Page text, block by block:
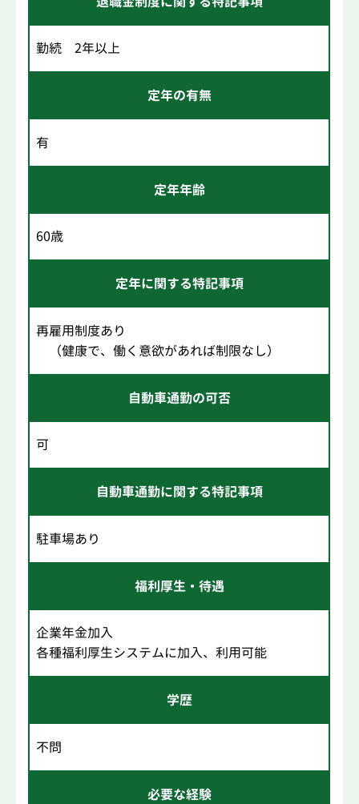
勤続 2年以上
定年の有無
有
定年年齢
60歳
定年に関する特記事項
再雇用制度あり
（健康で、働く意欲があれば制限なし）
自動車通勤の可否
可
自動車通勤に関する特記事項
駐車場あり
福利厚生・待遇
企業年金加入
各種福利厚生システムに加入、利用可能
学歴
不問
必要な経験